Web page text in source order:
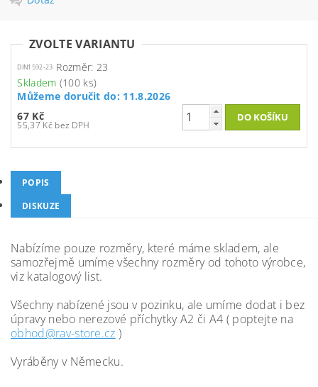
ZVOLTE VARIANTU
DIN1592-23 Rozměr: 23
Skladem (100 ks)
Můžeme doručit do: 11.8.2026
67 Kč
55,37 Kč bez DPH
POPIS
DISKUZE
Nabízíme pouze rozměry, které máme skladem, ale
samozřejmě umíme všechny rozměry od tohoto výrobce,
viz katalogový list.
Všechny nabízené jsou v pozinku, ale umíme dodat i bez
úpravy nebo nerezové příchytky A2 či A4 ( poptejte na
obhod@rav-store.cz )
Vyráběny v Německu.